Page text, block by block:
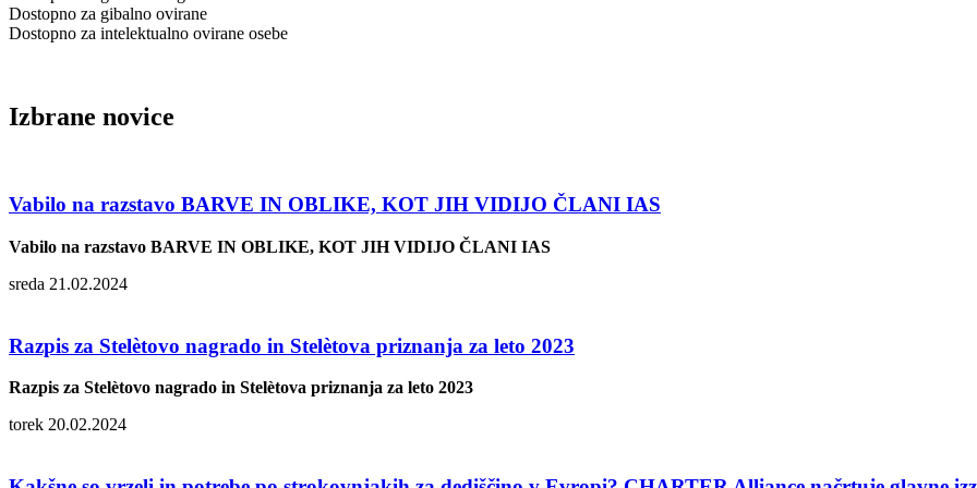
Dostopno za gibalno ovirane
Dostopno za intelektualno ovirane osebe
Izbrane novice
Vabilo na razstavo BARVE IN OBLIKE, KOT JIH VIDIJO ČLANI IAS
Vabilo na razstavo BARVE IN OBLIKE, KOT JIH VIDIJO ČLANI IAS
sreda 21.02.2024
Razpis za Stelètovo nagrado in Stelètova priznanja za leto 2023
Razpis za Stelètovo nagrado in Stelètova priznanja za leto 2023
torek 20.02.2024